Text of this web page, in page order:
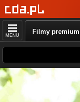
MENU Filmy premium